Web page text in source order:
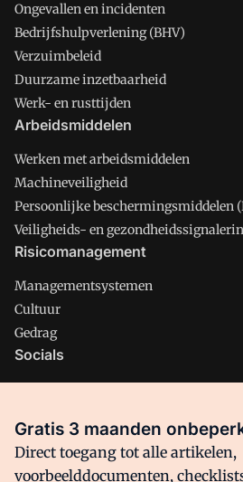
Ongevallen en incidenten
Bedrijfshulpverlening (BHV)
Verzuimbeleid
Duurzame inzetbaarheid
Werk- en rusttijden
Arbeidsmiddelen
Werken met arbeidsmiddelen
Machineveiligheid
Persoonlijke beschermingsmiddelen
Veiligheids- en
Risicomanagement
Managementsystemen
Cultuur
Gedrag
Socials
Facebook
Gratis 3 maanden
Direct toegang tot alle artikelen,
voorbeelddocumenten,